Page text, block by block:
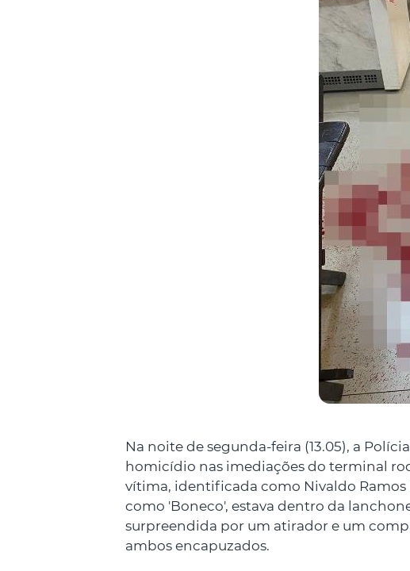
Na noite de segunda-feira (13.05), a
homicídio nas imediações do terminal
vítima, identificada como Nivaldo Ramos
como 'Boneco', estava dentro da
surpreendida por um atirador e um
ambos encapuzados.